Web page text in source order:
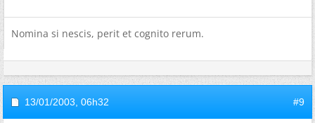
Nomina si nescis, perit et cognito rerum.
13/01/2003, 06h32 #9